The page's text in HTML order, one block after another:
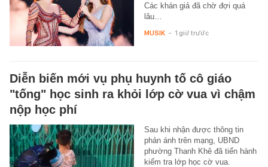
Các khán giả đã chờ đợi quá
lâu…
MUSIK - 1 giờ trước
Diễn biến mới vụ phụ huynh tố cô giáo
"tống" học sinh ra khỏi lớp cờ vua vì chậm
nộp học phí
Sau khi nhận được thông tin
phản ánh trên mạng, UBND
phường Thanh Khê đã tiến hành
kiểm tra lớp học cờ vua.